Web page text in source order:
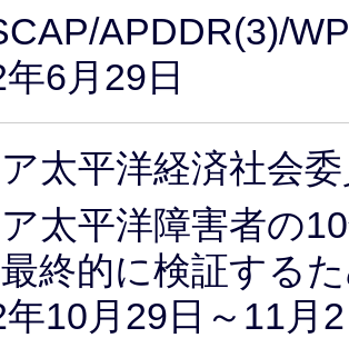
APDDR(3)/
6月29日
太平洋経済社会
太平洋障害者の
終的に検証する
10月29日～11月